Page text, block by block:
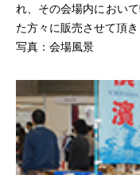
れ、その会場内におい
た方々に販売させて頂き
写真：会場風景